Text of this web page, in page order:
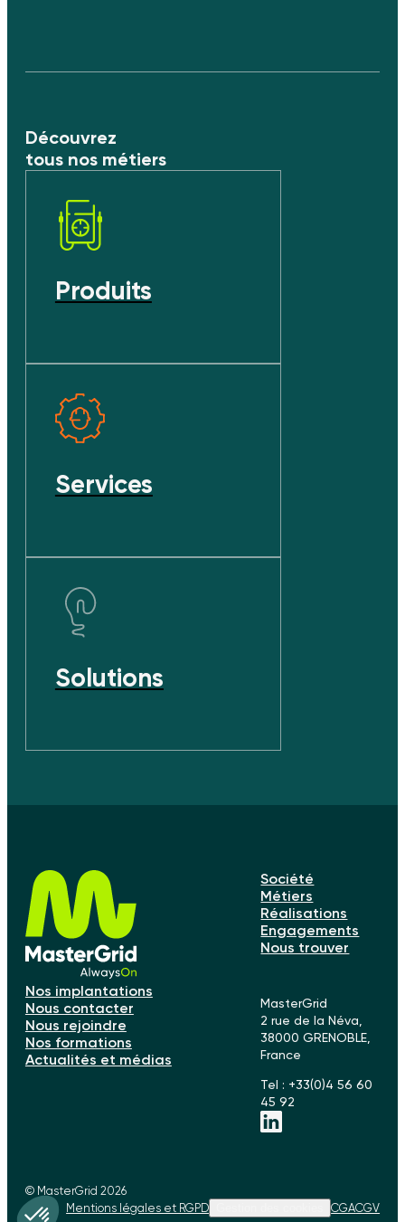
Découvrez
tous nos métiers
Produits
Services
Solutions
Société
Métiers
Réalisations
Engagements
Nous trouver
Nos implantations
Nous contacter
Nous rejoindre
Nos formations
Actualités et médias
MasterGrid
2 rue de la Néva,
38000 GRENOBLE,
France
Tel : +33(0)4 56 60
45 92
© MasterGrid 2026
Mentions légales et RGPD
CGACGV